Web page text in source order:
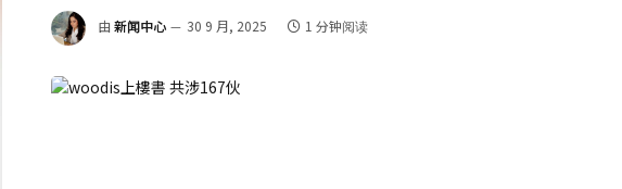
由 新闻中心 30 9 月, 2025 1 分钟阅读